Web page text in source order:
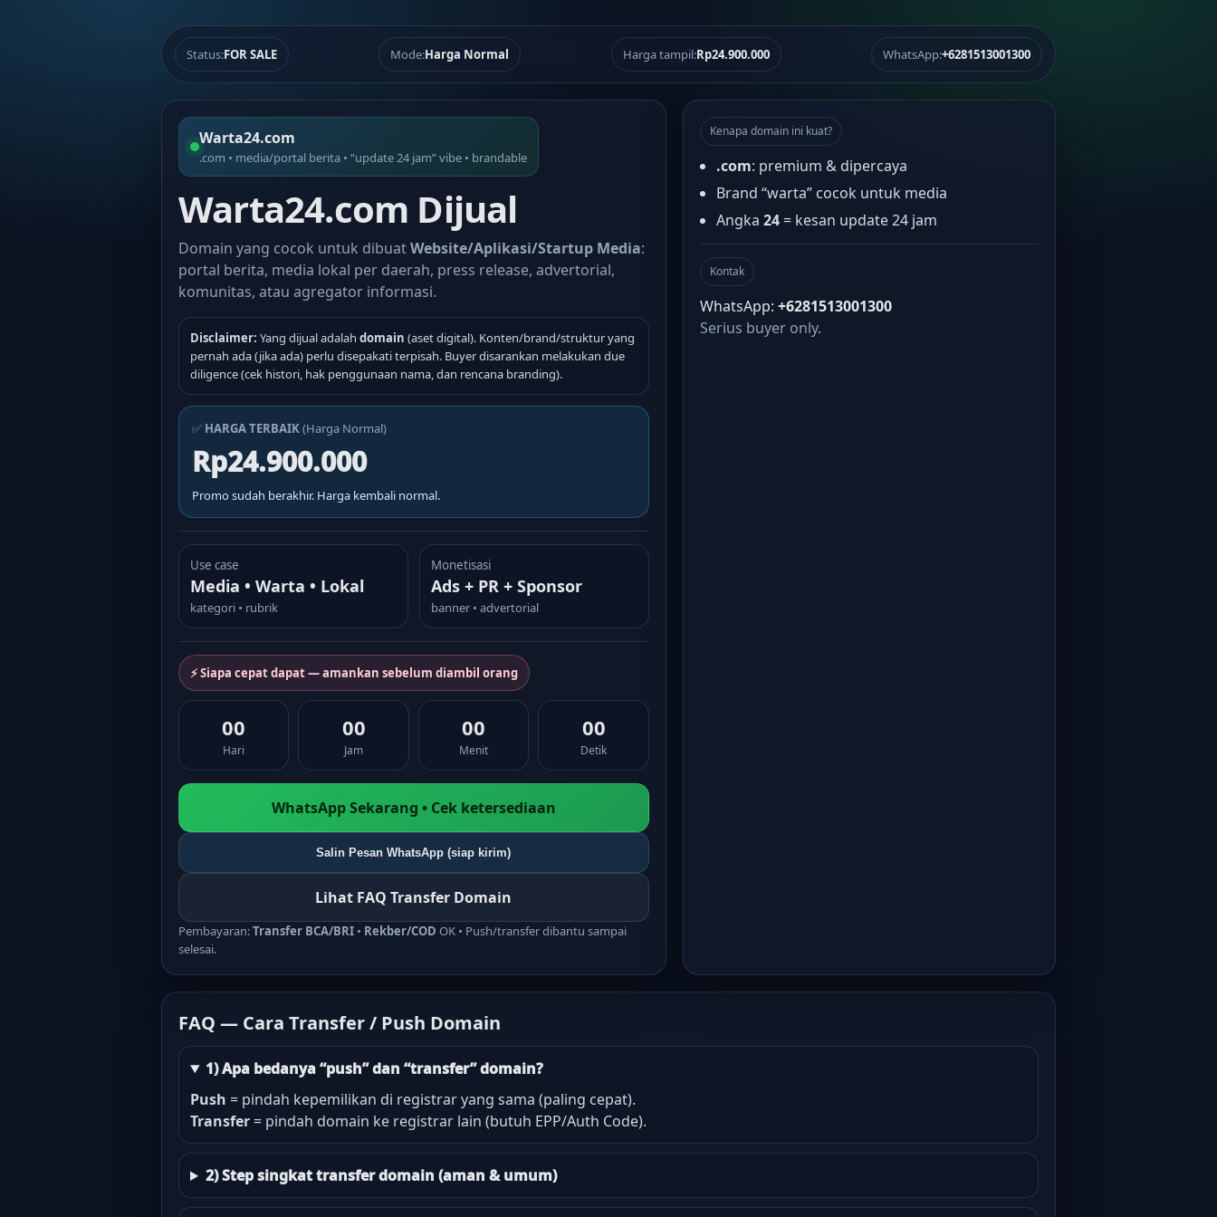
Status:FOR SALE Mode:Harga Normal Harga tampil:Rp24.900.000 WhatsApp:+6281513001300
Warta24.com
.com • media/portal berita • “update 24 jam” vibe • brandable
Warta24.com Dijual
Domain yang cocok untuk dibuatWebsite/Aplikasi/Startup Media:
portal berita, media lokal per daerah, press release, advertorial,
komunitas, atau agregator informasi.
Disclaimer: Yang dijual adalah domain (aset digital). Konten/brand/struktur yang
pernah ada (jika ada) perlu disepakati terpisah. Buyer disarankan melakukan due
diligence (cek histori, hak penggunaan nama, dan rencana branding).
✅ HARGA TERBAIK(Harga Normal)
Rp24.900.000
Promo sudah berakhir. Harga kembali normal.
Use case
Media • Warta • Lokal
kategori • rubrik
Monetisasi
Ads + PR + Sponsor
banner • advertorial
⚡ Siapa cepat dapat — amankan sebelum diambil orang
00
Hari
00
Jam
00
Menit
00
Detik
WhatsApp Sekarang • Cek ketersediaan
Salin Pesan WhatsApp (siap kirim)
Lihat FAQ Transfer Domain
Pembayaran:Transfer BCA/BRI • Rekber/COD OK • Push/transfer dibantu sampai
selesai.
Kenapa domain ini kuat?
.com: premium & dipercaya
Brand “warta” cocok untuk media
Angka 24= kesan update 24 jam
Kontak
WhatsApp: +6281513001300
Serius buyer only.
FAQ — Cara Transfer / Push Domain
1) Apa bedanya “push” dan “transfer” domain?
Push = pindah kepemilikan di registrar yang sama (paling cepat).
Transfer = pindah domain ke registrar lain (butuh EPP/Auth Code).
2) Step singkat transfer domain (aman & umum)